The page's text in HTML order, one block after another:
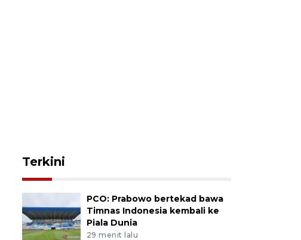
Terkini
PCO: Prabowo bertekad bawa
Timnas Indonesia kembali ke
Piala Dunia
29 menit lalu